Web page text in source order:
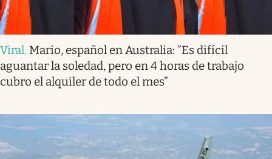
Viral. Mario, español en Australia: “Es difícil
aguantar la soledad, pero en 4 horas de trabajo
cubro el alquiler de todo el mes”